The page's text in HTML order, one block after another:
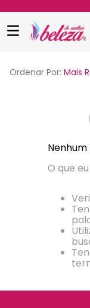
Ordenar Por Mais
O que